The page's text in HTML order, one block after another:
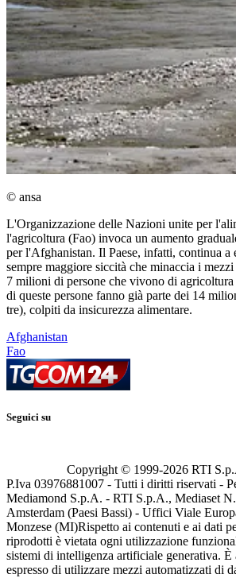
© ansa
L'Organizzazione delle Nazioni unite per
l'agricoltura (Fao) invoca un aumento
per l'Afghanistan. Il Paese, infatti, continua a
sempre maggiore siccità che minaccia i
7 milioni di persone che vivono di
di queste persone fanno già parte dei 14
tre), colpiti da insicurezza alimentare.
Afghanistan
Fao
Seguici su
Copyright © 1999-2026 RTI
P.Iva 03976881007 - Tutti i diritti riservati -
Mediamond S.p.A. - RTI S.p.A., Mediaset
Amsterdam (Paesi Bassi) - Uffici Viale
Monzese (MI)Rispetto ai contenuti e ai dati
riprodotti è vietata ogni utilizzazione
sistemi di intelligenza artificiale generativa.
espresso di utilizzare mezzi automatizzati di